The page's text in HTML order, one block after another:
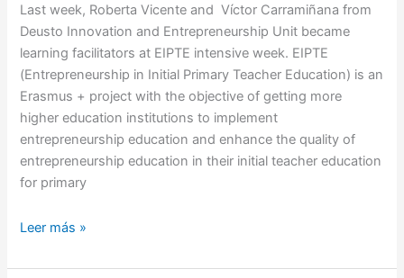
Last week, Roberta Vicente and Víctor Carramiñana from
Deusto Innovation and Entrepreneurship Unit became
learning facilitators at EIPTE intensive week. EIPTE
(Entrepreneurship in Initial Primary Teacher Education) is an
Erasmus + project with the objective of getting more
higher education institutions to implement
entrepreneurship education and enhance the quality of
entrepreneurship education in their initial teacher education
for primary
Leer más »